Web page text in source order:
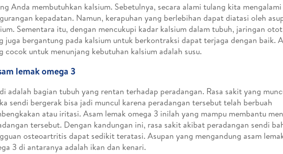
Anda membutuhkan kalsium. Sebetulnya, secara alami tulang kita mengalami
kepadatan. Namun, kerapuhan yang berlebihan dapat diatasi oleh
Sementara itu, dengan mencukupi kadar kalsium dalam tubuh, jaringan
juga bergantung pada kalsium untuk berkontraksi dapat terjaga dengan baik.
cocok untuk menunjang kebutuhan kalsium adalah susu.
lemak omega 3
adalah bagian tubuh yang rentan terhadap peradangan. Rasa sakit yang
sendi bergerak bisa jadi muncul karena peradangan tersebut telah berbuah
atau iritasi. Asam lemak omega 3 inilah yang mampu membantu
tersebut. Dengan kandungan ini, rasa sakit akibat peradangan sendi
osteoartritis dapat sedikit teratasi. Asupan yang mengandung asam
3 di antaranya adalah ikan dan kenari.